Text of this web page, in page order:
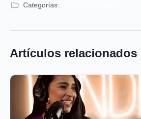
Categorías:
Artículos relacionados